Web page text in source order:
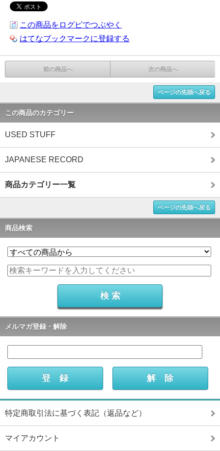
この商品をログピでつぶやく
はてなブックマークに登録する
前の商品へ 次の商品へ
ページの先頭へ戻る
この商品のカテゴリー
USED STUFF
JAPANESE RECORD
商品カテゴリー一覧
ページの先頭へ戻る
商品検索
メルマガ登録・解除
特定商取引法に基づく表記（返品など）
マイアカウント